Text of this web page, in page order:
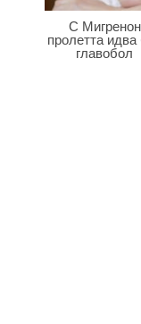
С Мигренон
пролетта идва
главобол